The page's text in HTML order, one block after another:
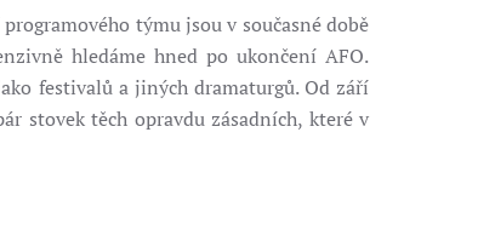
týmu jsou v současné době
hledáme hned po ukončení AFO.
festivalů a jiných dramaturgů. Od září
stovek těch opravdu zásadních, které v